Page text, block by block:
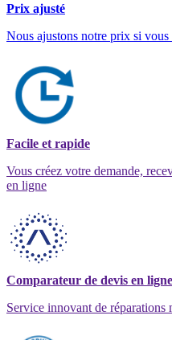
Prix ajusté
Nous ajustons notre prix si
Facile et rapide
Vous créez votre demande,
en ligne
Comparateur de devis en ligne
Service innovant de